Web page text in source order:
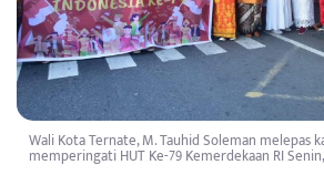
Wali Kota Ternate, M. Tauhid Soleman melepas
memperingati HUT Ke-79 Kemerdekaan RI